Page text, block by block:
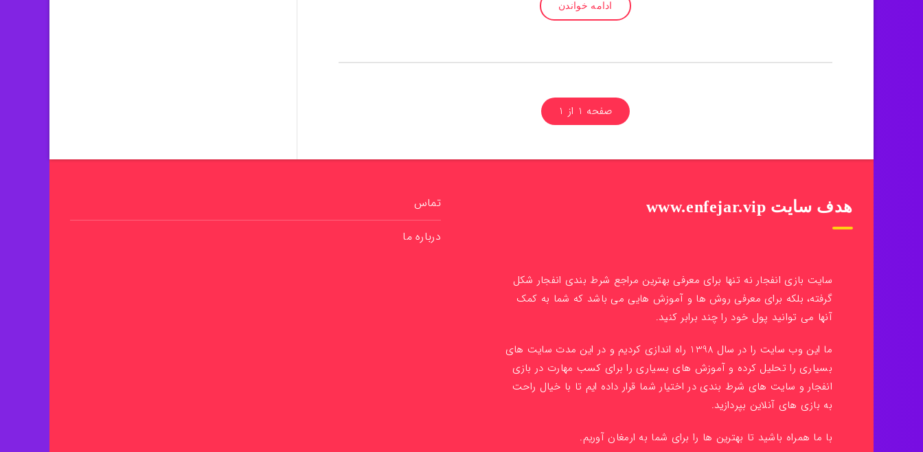
ادامه خواندن
صفحه 1 از 1
هدف سایت www.enfejar.vip
سایت بازی انفجار نه تنها برای معرفی بهترین مراجع شرط بندی انفجار شکل
گرفته، بلکه برای معرفی روش ها و آموزش هایی می باشد که شما به کمک
آنها می توانید پول خود را چند برابر کنید.
ما این وب سایت را در سال 1398 راه اندازی کردیم و در این مدت سایت های
بسیاری را تحلیل کرده و آموزش های بسیاری را برای کسب مهارت در بازی
انفجار و سایت های شرط بندی در اختیار شما قرار داده ایم تا با خیال راحت
به بازی های آنلاین بپردازید.
با ما همراه باشید تا بهترین ها را برای شما به ارمغان آوریم.
تماس
درباره ما